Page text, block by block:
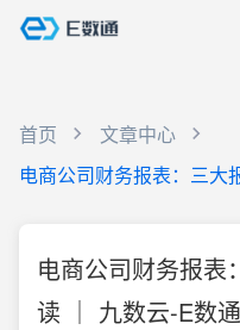
首页
文章中心
电商公司财务报表：三大
电商公司财务报表
读 ｜ 九数云-E数通